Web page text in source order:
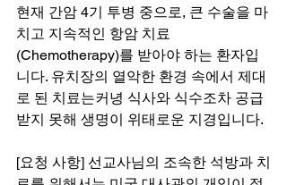
현재 간암 4기 투병 중으로, 큰 수술을 마
치고 지속적인 항암 치료
(Chemotherapy)를 받아야 하는 환자입
니다. 유치장의 열악한 환경 속에서 제대
로 된 치료는커녕 식사와 식수조차 공급
받지 못해 생명이 위태로운 지경입니다.
[요청 사항] 선교사님의 조속한 석방과 치